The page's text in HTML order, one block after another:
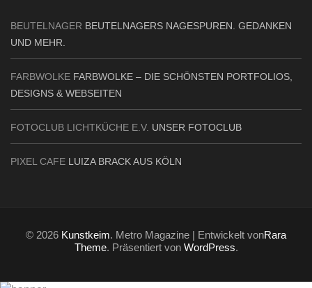
BEUTELNAGER BEUTELNAGERS NAGESPUREN. GEDANKEN
UND MEHR.
FARBWOLKE FARBWOLKE – DIE SCHÖNSTEN PORTFOLIOS,
DESIGNS & WEBSEITEN
FOTOCLUB LICHTKÜCHE E.V. UNSER FOTOCLUB
PIXEL CAFE LUIZA BRACK AUS KÖLN
© 2026 Kunstkeim. Metro Magazine | Entwickelt vonRara
Theme. Präsentiert von WordPress.